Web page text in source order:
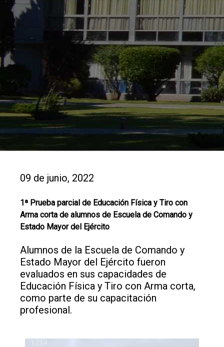
09 de junio, 2022
1ª Prueba parcial de Educación Física y Tiro con
Arma corta de alumnos de Escuela de Comando y
Estado Mayor del Ejército
Alumnos de la Escuela de Comando y
Estado Mayor del Ejército fueron
evaluados en sus capacidades de
Educación Física y Tiro con Arma corta,
como parte de su capacitación
profesional.
1 / 14